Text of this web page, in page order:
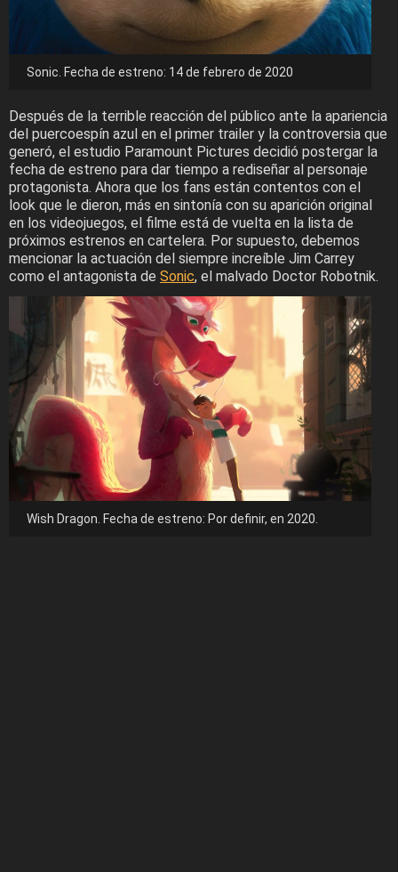
Sonic. Fecha de estreno: 14 de febrero de 2020
Después de la terrible reacción del público ante la apariencia
del puercoespín azul en el primer trailer y la controversia que
generó, el estudio Paramount Pictures decidió postergar la
fecha de estreno para dar tiempo a rediseñar al personaje
protagonista. Ahora que los fans están contentos con el
look que le dieron, más en sintonía con su aparición original
en los videojuegos, el filme está de vuelta en la lista de
próximos estrenos en cartelera. Por supuesto, debemos
mencionar la actuación del siempre increíble Jim Carrey
como el antagonista de Sonic, el malvado Doctor Robotnik.
Wish Dragon. Fecha de estreno: Por definir, en 2020.